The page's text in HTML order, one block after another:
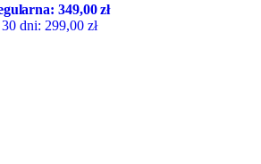
349,00zł
dni: 299,00 zł